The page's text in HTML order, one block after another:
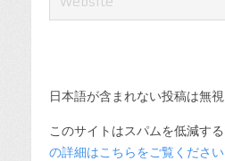
日本語が含まれない投稿は無
このサイトはスパムを低減す
の詳細はこちらをご覧ください